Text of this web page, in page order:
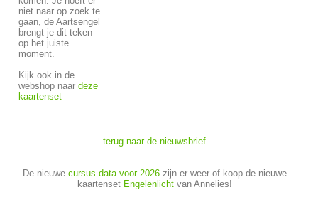
niet naar op zoek te
gaan, de Aartsengel
brengt je dit teken
op het juiste
moment.
Kijk ook in de
webshop naar deze
kaartenset
terug naar de nieuwsbrief
De nieuwe cursus data voor 2026zijn er weer of koop de nieuwe
kaartenset Engelenlichtvan Annelies!